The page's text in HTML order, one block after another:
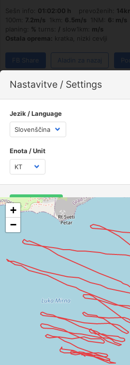
Nastavitve / Settings
Jezik / Language
Enota / Unit
Shrani / Save
Sešn info: 01:02:00 h prevoženih:
100m: 7.2m/s 1km: 6.5m/s 1NM: 6: m/s
planing: % turns: / slow1km: m/s
Ostala oprema: kratka, nizki cevlji
FB Share Aladin za nazaj
view on STRAVA
Antenal ★[6.4 / 8 / SSW]
+
−